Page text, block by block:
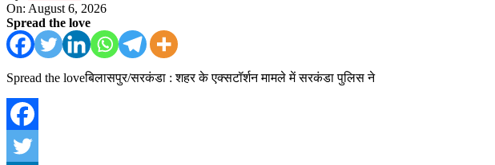
On: August 6, 2026
Spread the love
Spread the loveबिलासपुर/सरकंडा : शहर के एक्सटॉर्शन मामले में सरकंडा पुलिस ने